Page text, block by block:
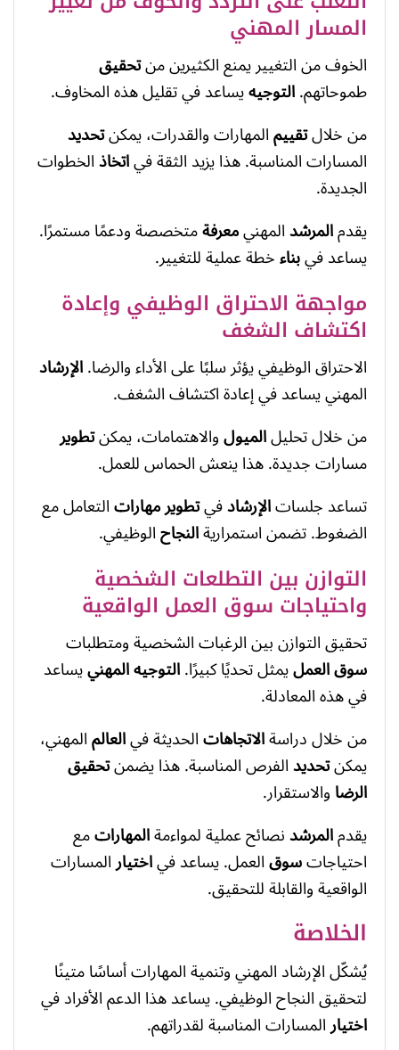
المسار المهني
الخوف من التغيير يمنع الكثيرين منتحقيق
طموحاتهم.التوجيهيساعد في تقليل هذه المخاوف.
من خلالتقييمالمهارات والقدرات، يمكنتحديد
المسارات المناسبة. هذا يزيد الثقة فياتخاذالخطوات
الجديدة.
يقدمالمرشدالمهنيمعرفةمتخصصة ودعمًا مستمرًا.
يساعد فيبناءخطة عملية للتغيير.
مواجهة الاحتراق الوظيفي وإعادة
اكتشاف الشغف
الاحتراق الوظيفي يؤثر سلبًا على الأداء والرضا.الإرشاد
المهني يساعد في إعادة اكتشاف الشغف.
من خلال تحليلالميولوالاهتمامات، يمكنتطوير
مسارات جديدة. هذا ينعش الحماس للعمل.
تساعد جلساتالإرشادفيتطوير مهاراتالتعامل مع
الضغوط. تضمن استمراريةالنجاحالوظيفي.
التوازن بين التطلعات الشخصية
واحتياجات سوق العمل الواقعية
تحقيق التوازن بين الرغبات الشخصية ومتطلبات
سوق العمليمثل تحديًا كبيرًا.التوجيه المهنييساعد
في هذه المعادلة.
من خلال دراسةالاتجاهاتالحديثة فيالعالمالمهني،
يمكنتحديدالفرص المناسبة. هذا يضمنتحقيق
الرضاوالاستقرار.
يقدمالمرشدنصائح عملية لمواءمةالمهاراتمع
احتياجاتسوقالعمل. يساعد فياختيارالمسارات
الواقعية والقابلة للتحقيق.
الخلاصة
يُشكّل الإرشاد المهني وتنمية المهارات أساسًا متينًا
لتحقيق النجاح الوظيفي. يساعد هذا الدعم الأفراد في
اختيارالمسارات المناسبة لقدراتهم.